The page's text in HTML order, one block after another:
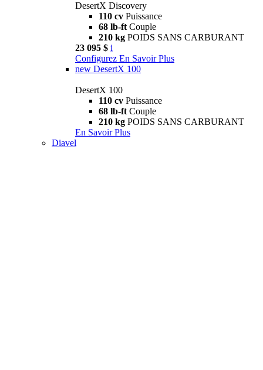
DesertX Discovery
110 cv Puissance
68 lb-ft Couple
210 kg POIDS SANS CARBURANT
23 095 $ i
Configurez En Savoir Plus
new DesertX 100
DesertX 100
110 cv Puissance
68 lb-ft Couple
210 kg POIDS SANS CARBURANT
En Savoir Plus
Diavel